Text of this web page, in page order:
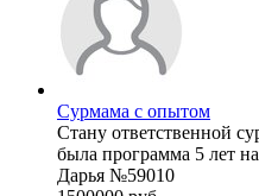
Сурмама с опытом
Стану ответственной
была программа 5 лет
Дарья №59010